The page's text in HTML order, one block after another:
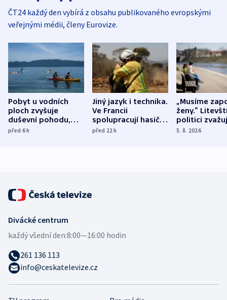
ČT24 každý den vybírá z obsahu publikovaného evropskými
veřejnými médii, členy Eurovize.
Pobyt u vodních
ploch zvyšuje
duševní pohodu,
ukázala
před 6h
Jiný jazyk i technika.
Ve Francii
spolupracují hasiči z
různých zemí
před 22h
„Musíme
ženy.“
politici
dohodu o
5. 8. 2026
Divácké centrum
každý všední den:8:00—16:00 hodin
261 136 113
info@ceskatelevize.cz